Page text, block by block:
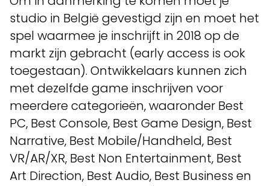
studio in België gevestigd zijn en moet het
spel waarmee je inschrijft in 2018 op de
markt zijn gebracht (early access is ook
toegestaan). Ontwikkelaars kunnen zich
met dezelfde game inschrijven voor
meerdere categorieën, waaronder Best
PC, Best Console, Best Game Design, Best
Narrative, Best Mobile/Handheld, Best
VR/AR/XR, Best Non Entertainment, Best
Art Direction, Best Audio, Best Business en